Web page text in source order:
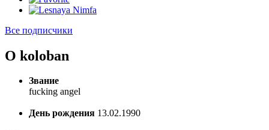
Все подписчики
О koloban
Звание
fucking angel
День рождения 13.02.1990